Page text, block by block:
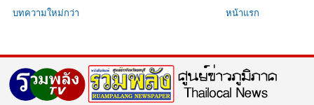
บทความใหม่กว่า หน้าแรก